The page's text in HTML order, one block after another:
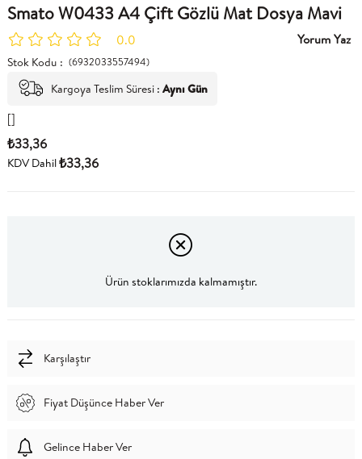
Smato W0433 A4 Çift Gözlü Mat Dosya Mavi
0.0 Yorum Yaz
Stok Kodu (6932033557494)
Kargoya Teslim Süresi : Aynı Gün
[]
₺33,36
KDV Dahil₺33,36
Ürün stoklarımızda kalmamıştır.
Karşılaştır
Fiyat Düşünce Haber Ver
Gelince Haber Ver